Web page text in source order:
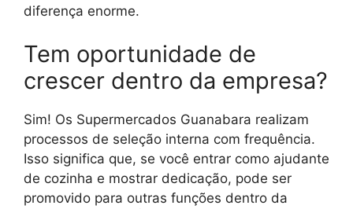
diferença enorme.
Tem oportunidade de
crescer dentro da empresa?
Sim! Os Supermercados Guanabara realizam
processos de seleção interna com frequência.
Isso significa que, se você entrar como ajudante
de cozinha e mostrar dedicação, pode ser
promovido para outras funções dentro da